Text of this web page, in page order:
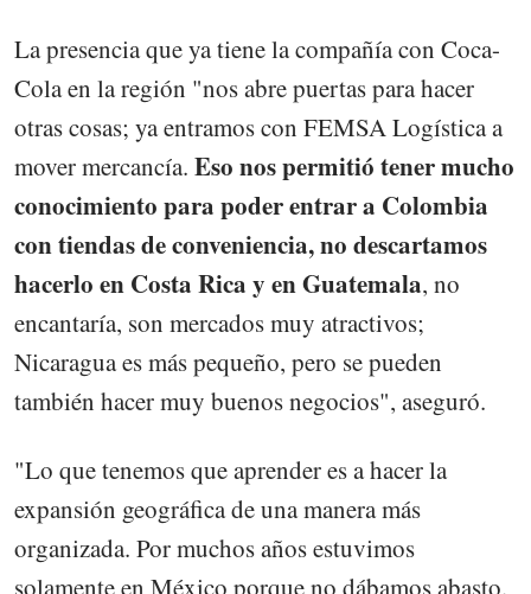
La presencia que ya tiene la compañía con Coca-
Cola en la región "nos abre puertas para hacer
otras cosas; ya entramos con FEMSA Logística a
mover mercancía. Eso nos permitió tener mucho
conocimiento para poder entrar a Colombia
con tiendas de conveniencia, no descartamos
hacerlo en Costa Rica y en Guatemala, no
encantaría, son mercados muy atractivos;
Nicaragua es más pequeño, pero se pueden
también hacer muy buenos negocios", aseguró.
"Lo que tenemos que aprender es a hacer la
expansión geográfica de una manera más
organizada. Por muchos años estuvimos
solamente en México porque no dábamos abasto.